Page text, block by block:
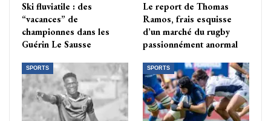
Ski fluviatile : des
“vacances” de
championnes dans les
Guérin Le Sausse
Le report de Thomas
Ramos, frais esquisse
d’un marché du rugby
passionnément anormal
SPORTS SPORTS